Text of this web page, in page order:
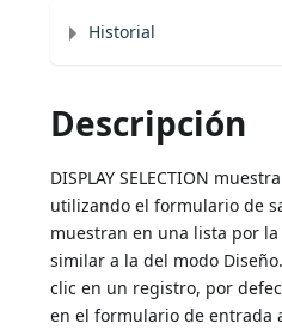
Historial
Descripción
DISPLAY SELECTION
utilizando el formulario de
muestran en una lista por
similar a la del modo
clic en un registro, por
en el formulario de entrada